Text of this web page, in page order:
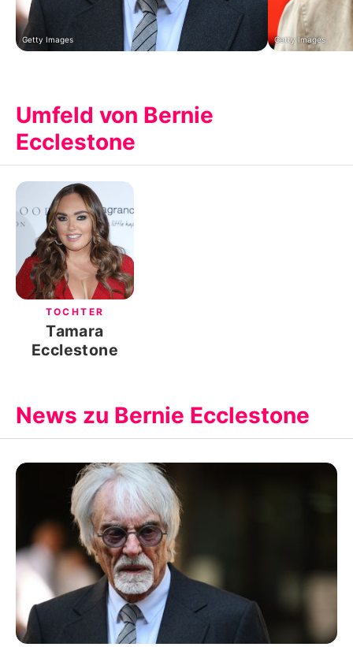
Getty Images Getty Images
Umfeld von Bernie
Ecclestone
TOCHTER
Tamara
Ecclestone
News zu Bernie Ecclestone